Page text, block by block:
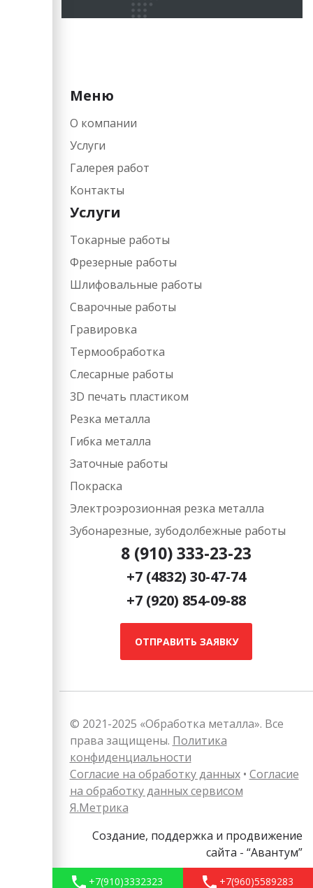
Меню
О компании
Услуги
Галерея работ
Контакты
Услуги
Токарные работы
Фрезерные работы​
Шлифовальные работы
Сварочные работы
Гравировка
Термообработка
Слесарные работы
3D печать пластиком
Резка металла
Гибка металла
Заточные работы
Покраска
Электроэрозионная резка металла
Зубонарезные, зубодолбежные работы
8 (910) 333-23-23
+7 (4832) 30-47-74
+7 (920) 854-09-88
ОТПРАВИТЬ ЗАЯВКУ
© 2021-2025 «Обработка металла». Все
права защищены. Политика
конфиденциальности
Согласие на обработку данных• Согласие
на обработку данных сервисом
Я.Метрика
Создание, поддержка и продвижение
сайта - “Авантум”
+7(910)3332323 +7(960)5589283